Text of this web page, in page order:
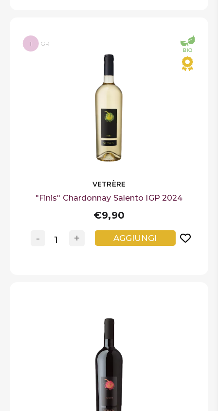
1 GR
VETRÈRE
"Finis" Chardonnay Salento IGP 2024
€9,90
+
- AGGIUNGI